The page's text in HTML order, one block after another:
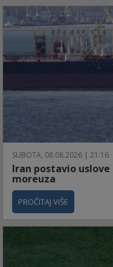
SUBOTA, 08.08.2026 | 21:16
Iran postavio
moreuza
PROČITAJ VIŠE